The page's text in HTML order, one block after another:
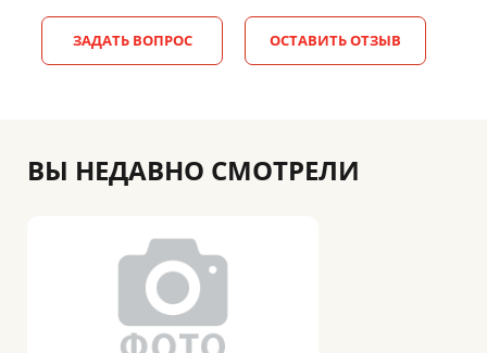
ЗАДАТЬ ВОПРОС ОСТАВИТЬ ОТЗЫВ
ВЫ НЕДАВНО СМОТРЕЛИ